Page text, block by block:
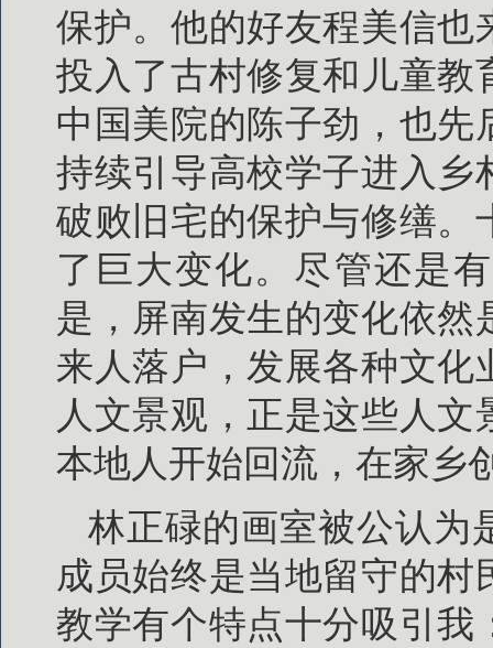
保护。他的好友程美信也
投入了古村修复和儿童教
中国美院的陈子劲，也
持续引导高校学子进入乡
破败旧宅的保护与修缮。
了巨大变化。尽管还是
是，屏南发生的变化依
来人落户，发展各种文
人文景观，正是这些人
本地人开始回流，在家乡
林正碌的画室被公认为
成员始终是当地留守的
教学有个特点十分吸引我